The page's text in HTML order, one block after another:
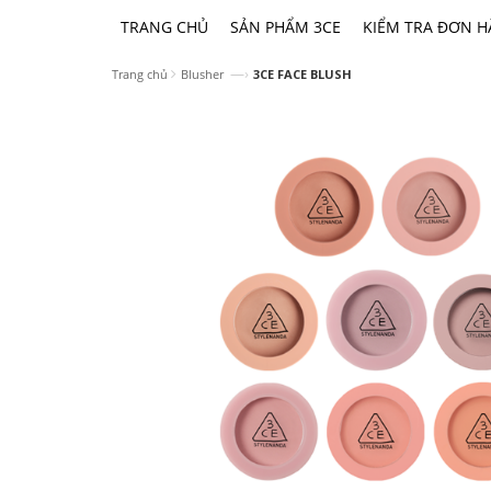
TRANG CHỦ SẢN PHẨM 3CE KIỂM TRA ĐƠN
Trang chủ Blusher —› 3CE FACE BLUSH